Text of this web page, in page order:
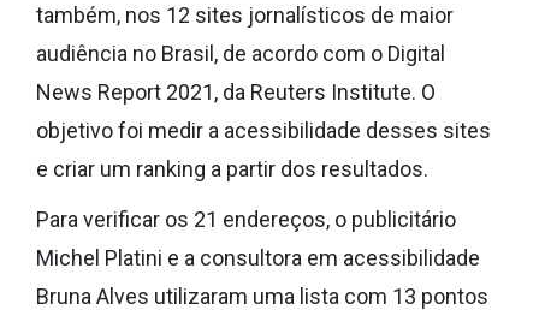
também, nos 12 sites jornalísticos de maior
audiência no Brasil, de acordo com o Digital
News Report 2021, da Reuters Institute. O
objetivo foi medir a acessibilidade desses sites
e criar um ranking a partir dos resultados.
Para verificar os 21 endereços, o publicitário
Michel Platini e a consultora em acessibilidade
Bruna Alves utilizaram uma lista com 13 pontos